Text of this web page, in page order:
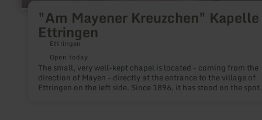
"Am Mayener Kreuzchen"
Ettringen
Ettringen
Open today
The small, very well-kept chapel is located - coming from the
direction of Mayen - directly at the entrance to the village of
Ettringen on the left side. Since 1896, it has stood on the spot